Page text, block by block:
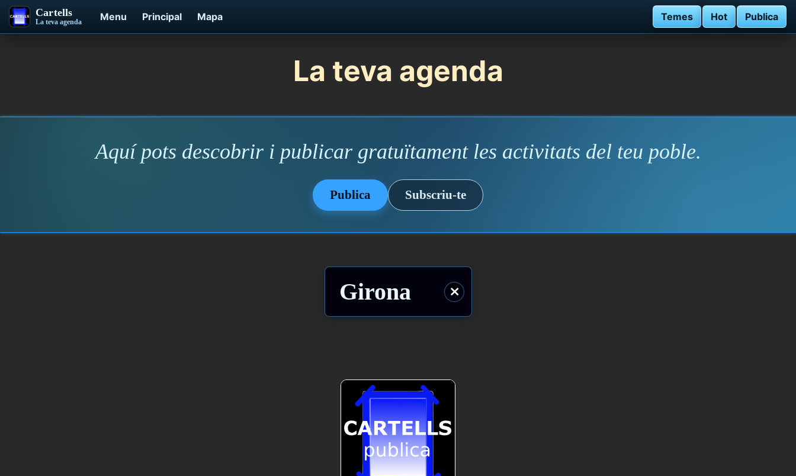
Cartells
La teva agenda Menu Principal Mapa Temes Hot Publica
La teva agenda
Aquí pots descobrir i publicar gratuïtament les activitats del teu poble.
Publica Subscriu-te
Girona ⨯